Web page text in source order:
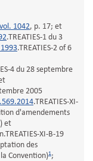
vol. 1042, p. 17; et
.TREATIES-1 du 3
.TREATIES-2 of 6
4 du 28 septembre
2005
.TREATIES-XI-
d'amendements
et
XI-B-19
des
Convention)1;